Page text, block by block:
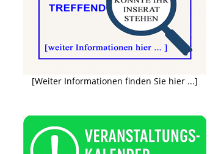
[Weiter Informationen finden Sie hier ...]